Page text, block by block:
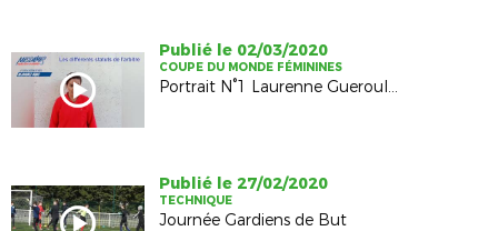
Publié le 02/03/2020
COUPE DU MONDE FÉMININES
Portrait N°1 Laurenne Gueroult Arbitre Candidate Ligue
Publié le 27/02/2020
TECHNIQUE
Journée Gardiens de But